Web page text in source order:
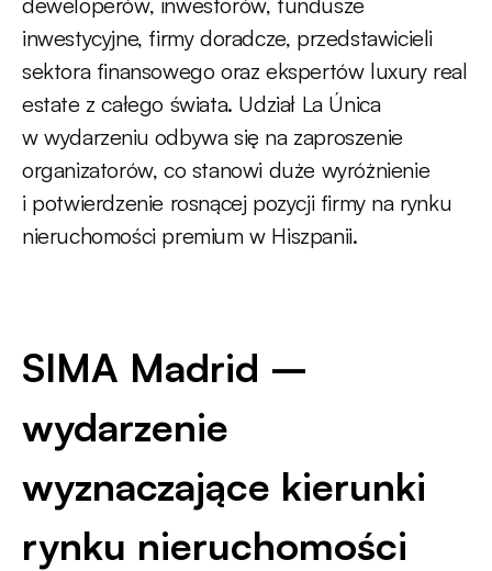
inwestycyjne, firmy doradcze, przedstawicieli
sektora finansowego oraz ekspertów luxury real
estate z całego świata. Udział La Única
w wydarzeniu odbywa się na zaproszenie
organizatorów, co stanowi duże wyróżnienie
i potwierdzenie rosnącej pozycji firmy na rynku
nieruchomości premium w Hiszpanii.
SIMA Madrid –
wydarzenie
wyznaczające kierunki
rynku nieruchomości